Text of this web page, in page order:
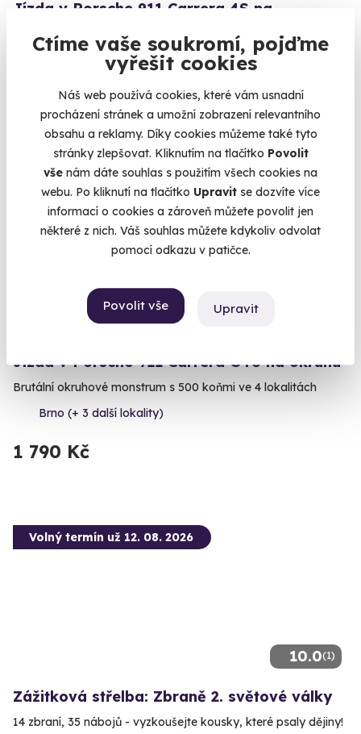
Ctíme vaše soukromí, pojďme
vyřešit cookies
Náš web používá cookies, které vám usnadní
procházení stránek a umožní zobrazení relevantního
obsahu a reklamy. Díky cookies můžeme také tyto
stránky zlepšovat. Kliknutím na tlačítko Povolit
vše nám dáte souhlas s použitím všech cookies na
webu. Po kliknutí na tlačítko Upravit se dozvíte více
informací o cookies a zároveň můžete povolit jen
některé z nich. Váš souhlas můžete kdykoliv odvolat
pomocí odkazu v patičce.
Povolit vše Upravit
Jízda v Porsche 911 Carrera 4S na
500 koní a maximálka 315km/h
Brno (+ 2 další lokality)
1 950 Kč
AKCE
Jízda v Porsche 911 Carrera GT3 na okruhu
Brutální okruhové monstrum s 500 koňmi ve 4 lokalitách
Brno (+ 3 další lokality)
1 790 Kč
10.0(1)
Volný termín už 12. 08. 2026
Zážitková střelba: Zbraně 2. světové války
14 zbraní, 35 nábojů - vyzkoušejte kousky, které psaly dějiny!